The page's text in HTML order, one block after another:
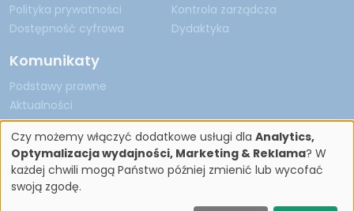
Polityka prywatności
Dostępność cyfrowa
Kontrola zarządcza
Dydaktyka
Komunikaty
Podstawy prawne
Aktualności
Copyright by Nadzór Pedagogiczny 2026
Czy możemy włączyć dodatkowe usługi dla Analytics,
Optymalizacja wydajności, Marketing & Reklama? W
każdej chwili mogą Państwo później zmienić lub wycofać
swoją zgodę.